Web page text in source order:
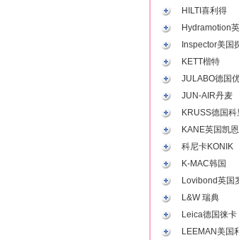
HILTI喜利得
Hydramotion
Inspector美国
KETT楷特
JULABO德国
JUN-AIR丹麦
KRUSS德国科
KANE英国凯恩
科尼卡KONIK
K-MAC韩国
Lovibond英国
L&W 瑞典
Leica德国徕卡
LEEMAN美国